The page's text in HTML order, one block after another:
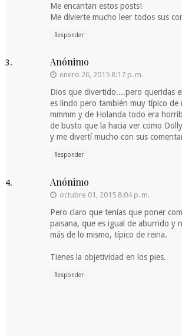
Me encantan estos posts!
Me divierte mucho leer todos sus
Responder
Anónimo
enero 26, 2015 8:17 p. m.
Dios que divertido....pero queridas
es lindo pero también muy típico de
mmmm y de Holanda todo era
de busto que la hacia ver como
y me divertí mucho con sus
Responder
Anónimo
octubre 01, 2015 8:04 p. m.
Pero claro que tenías que poner
paisana, que es igual de aburrido y
más de lo mismo, típico de reina.
Tienes la objetividad en los pies.
Responder